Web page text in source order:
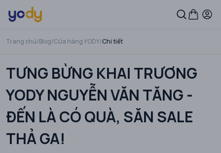
Trang chủ/Blog/Cửa hàng YODY/Chi tiết
TƯNG BỪNG KHAI TRƯƠNG
YODY NGUYỄN VĂN TĂNG -
ĐẾN LÀ CÓ QUÀ, SĂN SALE
THẢ GA!